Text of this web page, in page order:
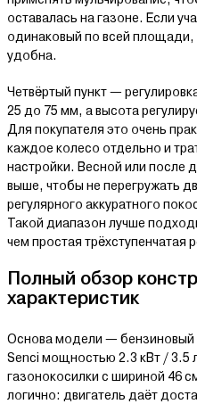
оставалась на газоне. Если
одинаковый по всей площади,
удобна.
Четвёртый пункт —
25 до 75 мм, а высота
Для покупателя это очень
каждое колесо отдельно и
настройки. Весной или после
выше, чтобы не перегружать
регулярного аккуратного
Такой диапазон лучше
чем простая трёхступенчатая
Полный обзор
характеристик
Основа модели — бензиновый
Senci мощностью 2.3 кВт / 3.5
газонокосилки с шириной 46
логично: двигатель даёт